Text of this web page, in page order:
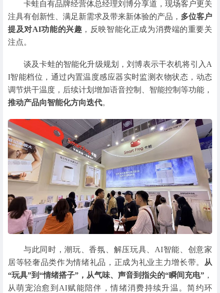
卡蛙自有品牌经营体总经理刘博分享道，现场客户更关
注具有创新性、满足新需求及带来新体验的产品， 多位客户
提及对AI功能的兴趣 ，反映智能化正成为消费端的重要关
注点。
谈及卡蛙的智能化升级规划，刘博表示干衣机将引入A
I智能档位，通过内置温度感应器实时监测衣物状态，动态
调节烘干温度，后续计划增加语音控制、智能控制等功能，
推动产品向智能化方向迭代。
与此同时，潮玩、香氛、解压玩具、AI智能、创意家
居等轻奢品类作为情绪礼品，正成为礼业主力增长带。
从
“玩具”到“情绪搭子”，从气味、声音到指尖的“瞬间充电” ，
从萌宠治愈到AI赋能陪伴，情绪消费持续升温。简约环